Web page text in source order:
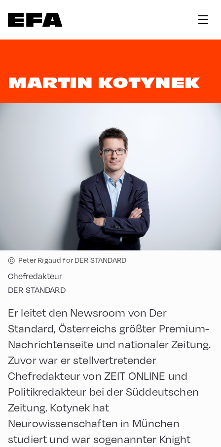
MARTIN KOTYNEK
© Peter Rigaud for DER STANDARD
Chefredakteur
DER STANDARD
Er leitet den Newsroom von Der
Standard, Österreichs größter Premium-
Nachrichtenseite und nationaler Zeitung.
Zuvor war er stellvertretender
Chefredakteur von ZEIT ONLINE und
Politikredakteur bei der Süddeutschen
Zeitung. Kotynek hat
Neurowissenschaften in München
studiert und war sogenannter Knight